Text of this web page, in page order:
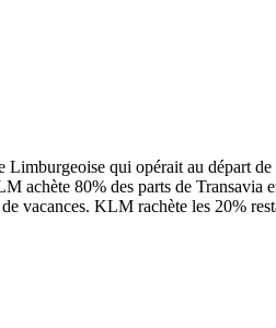
Limburgeoise qui opérait au départ
achète 80% des parts de Transavia
vacances. KLM rachète les 20%